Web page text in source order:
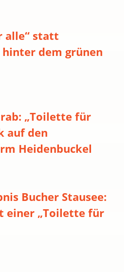
alle“ statt
hinter dem grünen
„Toilette für
auf den
Heidenbuckel
Bucher Stausee:
einer „Toilette für